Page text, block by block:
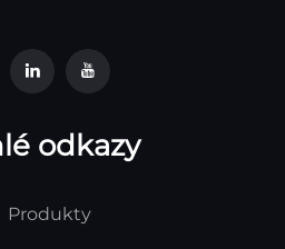
odkazy
Produkty